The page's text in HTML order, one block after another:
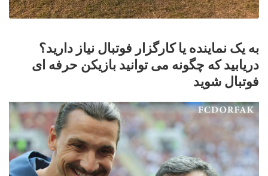
به یک نماینده یا کارگزار فوتبال نیاز دارید؟
دریابید که چگونه می توانید بازیکن حرفه ای
فوتبال شوید